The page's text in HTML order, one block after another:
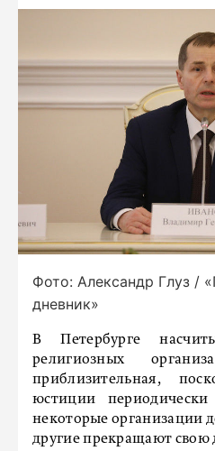
Фото: Александр Глуз /
дневник»
В Петербурге
религиозных
приблизительная,
юстиции
некоторые организации
другие прекращают свою